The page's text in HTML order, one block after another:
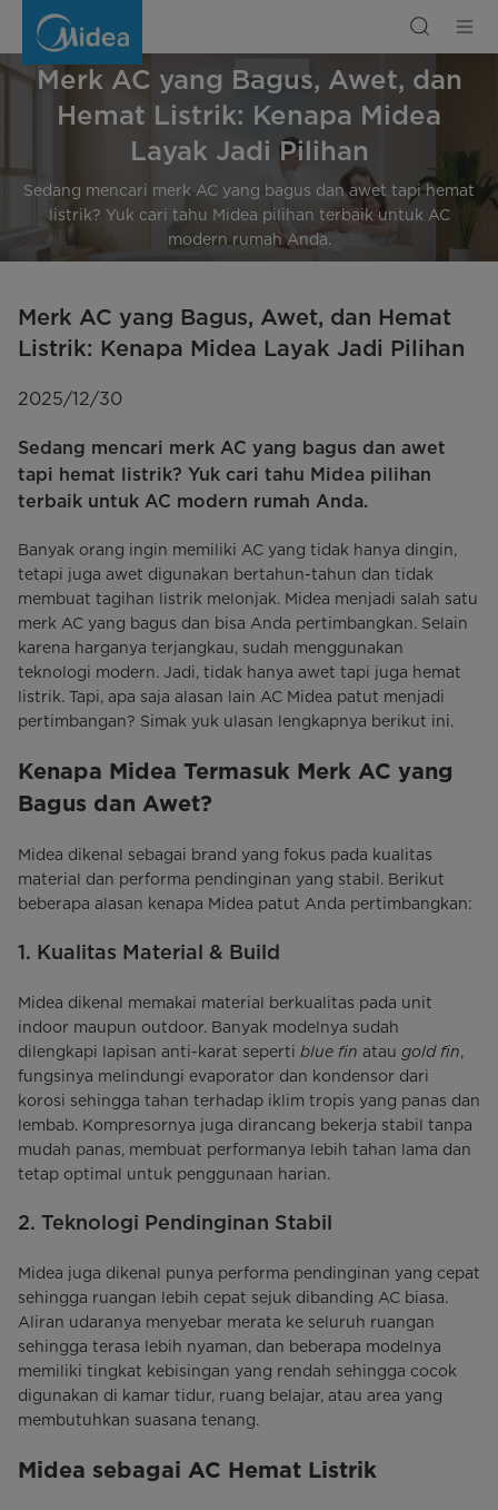
dan
Merk AC yang Bagus, Awet, dan
Hemat Listrik: Kenapa Midea
Layak Jadi Pilihan
Sedang mencari merk AC yang bagus dan awet tapi hemat
listrik? Yuk cari tahu Midea pilihan terbaik untuk AC
modern rumah Anda.
Merk AC yang Bagus, Awet, dan Hemat
Listrik: Kenapa Midea Layak Jadi Pilihan
Sedang mencari merk AC yang bagus dan awet
tapi hemat listrik? Yuk cari tahu Midea pilihan
terbaik untuk AC modern rumah Anda.
2025/12/30
Banyak orang ingin memiliki AC yang tidak hanya dingin,
tetapi juga awet digunakan bertahun-tahun dan tidak
membuat tagihan listrik melonjak. Midea menjadi salah satu
merk AC yang bagus dan bisa Anda pertimbangkan. Selain
karena harganya terjangkau, sudah menggunakan
teknologi modern. Jadi, tidak hanya awet tapi juga hemat
listrik. Tapi, apa saja alasan lain AC Midea patut menjadi
pertimbangan? Simak yuk ulasan lengkapnya berikut ini.
Kenapa Midea Termasuk Merk AC yang
Bagus dan Awet?
Midea dikenal sebagai brand yang fokus pada kualitas
material dan performa pendinginan yang stabil. Berikut
beberapa alasan kenapa Midea patut Anda pertimbangkan:
1. Kualitas Material & Build
Midea dikenal memakai material berkualitas pada unit
indoor maupun outdoor. Banyak modelnya sudah
dilengkapi lapisan anti-karat seperti blue fin atau gold fin,
fungsinya melindungi evaporator dan kondensor dari
korosi sehingga tahan terhadap iklim tropis yang panas dan
lembab. Kompresornya juga dirancang bekerja stabil tanpa
mudah panas, membuat performanya lebih tahan lama dan
tetap optimal untuk penggunaan harian.
2. Teknologi Pendinginan Stabil
Midea juga dikenal punya performa pendinginan yang cepat
sehingga ruangan lebih cepat sejuk dibanding AC biasa.
Aliran udaranya menyebar merata ke seluruh ruangan
sehingga terasa lebih nyaman, dan beberapa modelnya
memiliki tingkat kebisingan yang rendah sehingga cocok
digunakan di kamar tidur, ruang belajar, atau area yang
membutuhkan suasana tenang.
Midea sebagai AC Hemat Listrik